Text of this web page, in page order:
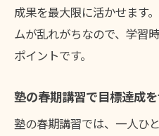
成果を最大限に活かせます
ムが乱れがちなので、学習
ポイントです。
塾の春期講習で目標達成
塾の春期講習では、一人ひ